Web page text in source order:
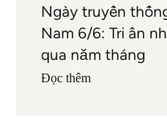
Ngày truyền
Nam 6/6: Tri ân
qua năm tháng
Đọc thêm